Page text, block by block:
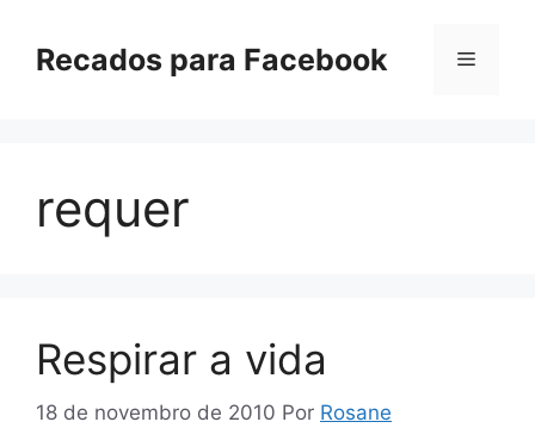
paraRecados para Facebook Menu
requer
Respirar a vida
18 de novembro de 2010 Por Rosane